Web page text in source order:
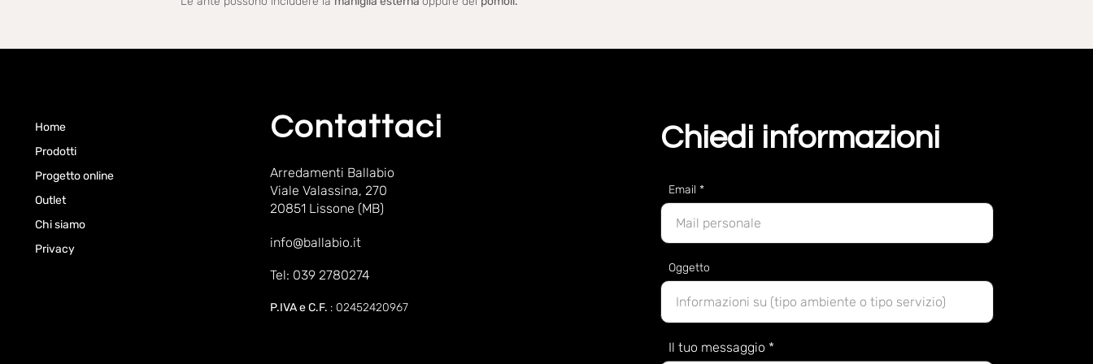
Home
Prodotti
Progetto online
Outlet
Chi siamo
Privacy
Contattaci
Arredamenti Ballabio
Viale Valassina, 270
20851 Lissone (MB)
info@ballabio.it
Tel: 039 2780274
P.IVA e C.F. : 02452420967
Chiedi informazioni
Email
Oggetto
Il tuo messaggio